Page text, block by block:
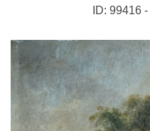
ID: 99416 -